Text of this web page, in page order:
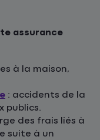
assurance
à la maison,
: accidents de la
publics.
des frais liés à
suite à un